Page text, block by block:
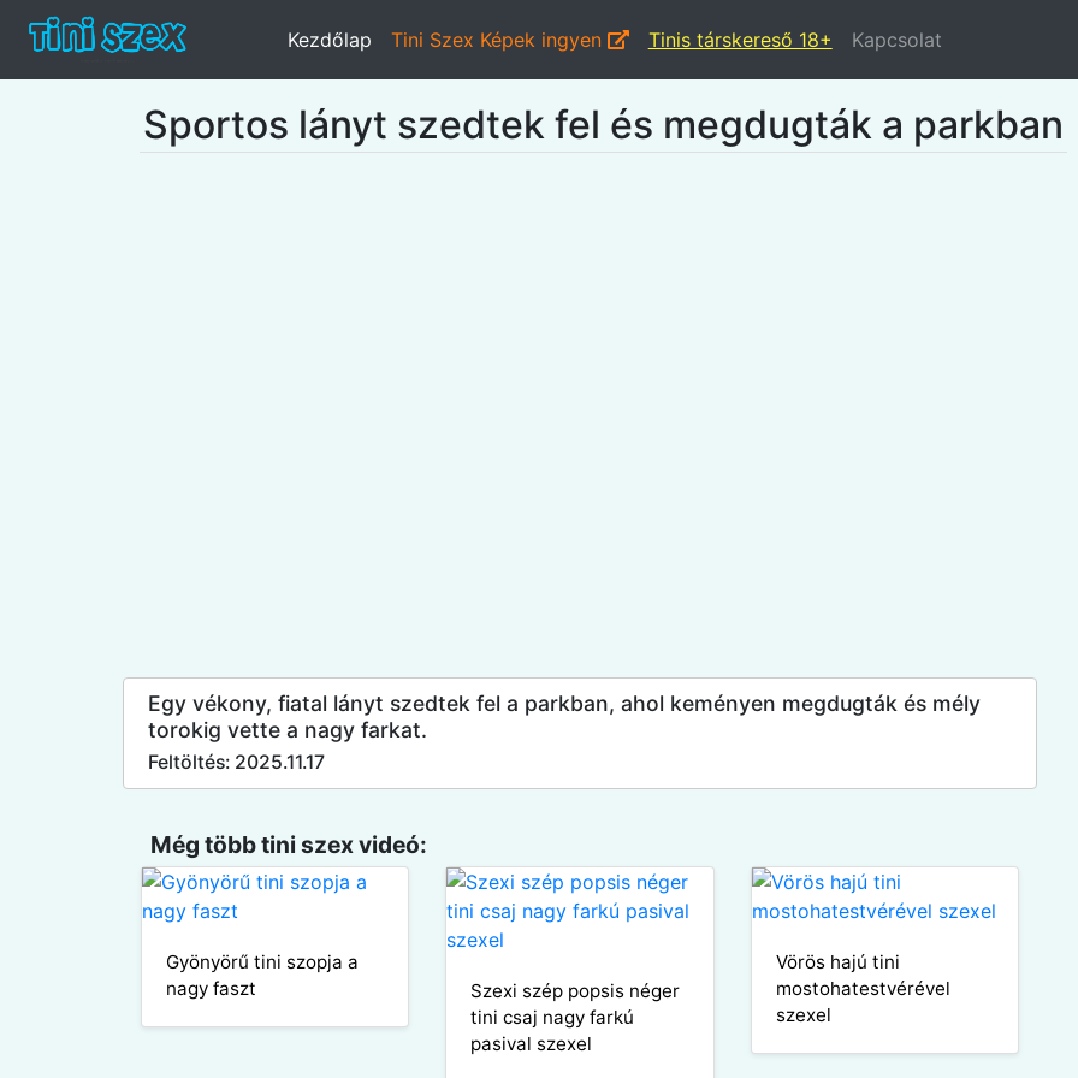
Kezdőlap Tini Szex Képek ingyen Tinis társkereső 18+ Kapcsolat
Sportos lányt szedtek fel és megdugták a parkban
Egy vékony, fiatal lányt szedtek fel a parkban, ahol keményen megdugták és mély
torokig vette a nagy farkat.
Feltöltés: 2025.11.17
Még több tini szex videó:
Gyönyörű tini szopja a
nagy faszt
Szexi szép popsis néger
tini csaj nagy farkú
pasival szexel
Vörös hajú tini
mostohatestvérével
szexel